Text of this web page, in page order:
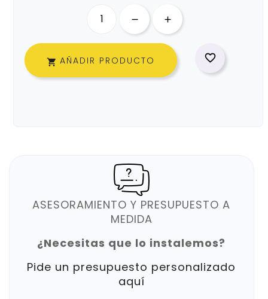
 AÑADIR PRODUCTO 
ASESORAMIENTO Y PRESUPUESTO A
MEDIDA
¿Necesitas que lo instalemos?
Pide un presupuesto personalizado
aquí